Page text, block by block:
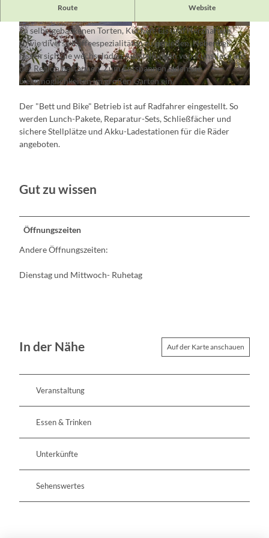
© Andreas Jautze © Bernd Holtmann
Route Website
Das Café Tilia ist "Omas gute Stube" und Radlerpoint direkt
an selbstgebackenen Torten, Kuchen, Eis und Herzhaftem
sowie diverse Kaffeespezialitäten zu genießen. Nebenbei
lassen sich die wechselnden Ausstellungen von Künstlern aus
der Region bestaunen. Zum Entspannen laden die
Liegemöglichkeiten im großen Garten ein.
Der "Bett und Bike" Betrieb ist auf Radfahrer eingestellt. So
werden Lunch-Pakete, Reparatur-Sets, Schließfächer und
sichere Stellplätze und Akku-Ladestationen für die Räder
angeboten.
Gut zu wissen
Öffnungszeiten
Andere Öffnungszeiten:
Dienstag und Mittwoch- Ruhetag
In der Nähe Auf der Karte anschauen
Veranstaltung
Essen & Trinken
Unterkünfte
Sehenswertes